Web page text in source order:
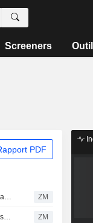
Screeners
PDF
NAHDI MEDICAL COMPANY : Riyad Capital est neutre ZM
NAHDI MEDICAL COMPANY : Citigroup reste à l'achat ZM